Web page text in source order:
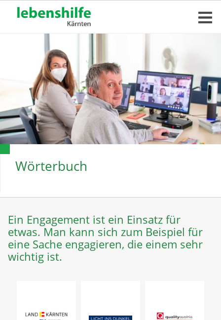
Wörterbuch
Ein Engagement ist ein Einsatz für
etwas. Man kann sich zum Beispiel für
eine Sache engagieren, die einem sehr
wichtig ist.